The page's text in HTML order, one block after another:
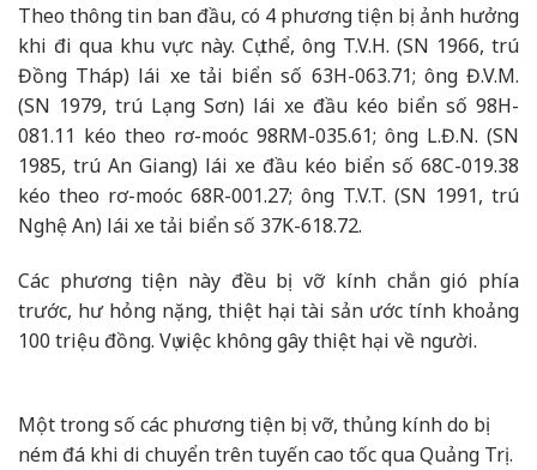
Theo thông tin ban đầu, có 4 phương tiện bị ảnh hưởng
khi đi qua khu vực này. Cụ thể, ông T.V.H. (SN 1966, trú
Đồng Tháp) lái xe tải biển số 63H-063.71; ông Đ.V.M.
(SN 1979, trú Lạng Sơn) lái xe đầu kéo biển số 98H-
081.11 kéo theo rơ-moóc 98RM-035.61; ông L.Đ.N. (SN
1985, trú An Giang) lái xe đầu kéo biển số 68C-019.38
kéo theo rơ-moóc 68R-001.27; ông T.V.T. (SN 1991, trú
Nghệ An) lái xe tải biển số 37K-618.72.
Các phương tiện này đều bị vỡ kính chắn gió phía
trước, hư hỏng nặng, thiệt hại tài sản ước tính khoảng
100 triệu đồng. Vụ việc không gây thiệt hại về người.
Một trong số các phương tiện bị vỡ, thủng kính do bị
ném đá khi di chuyển trên tuyến cao tốc qua Quảng Trị.